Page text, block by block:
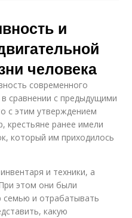
и
человека
современного
сравнении с предыдущими
с этим утверждением
крестьяне ранее имели
который им приходилось
и техники, а
этом они были
и отрабатывать
какую